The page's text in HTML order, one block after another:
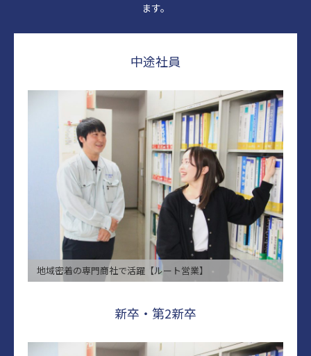
ます。
中途社員
地域密着の専⾨商社で活躍【ルート営業】
新卒・第2新卒